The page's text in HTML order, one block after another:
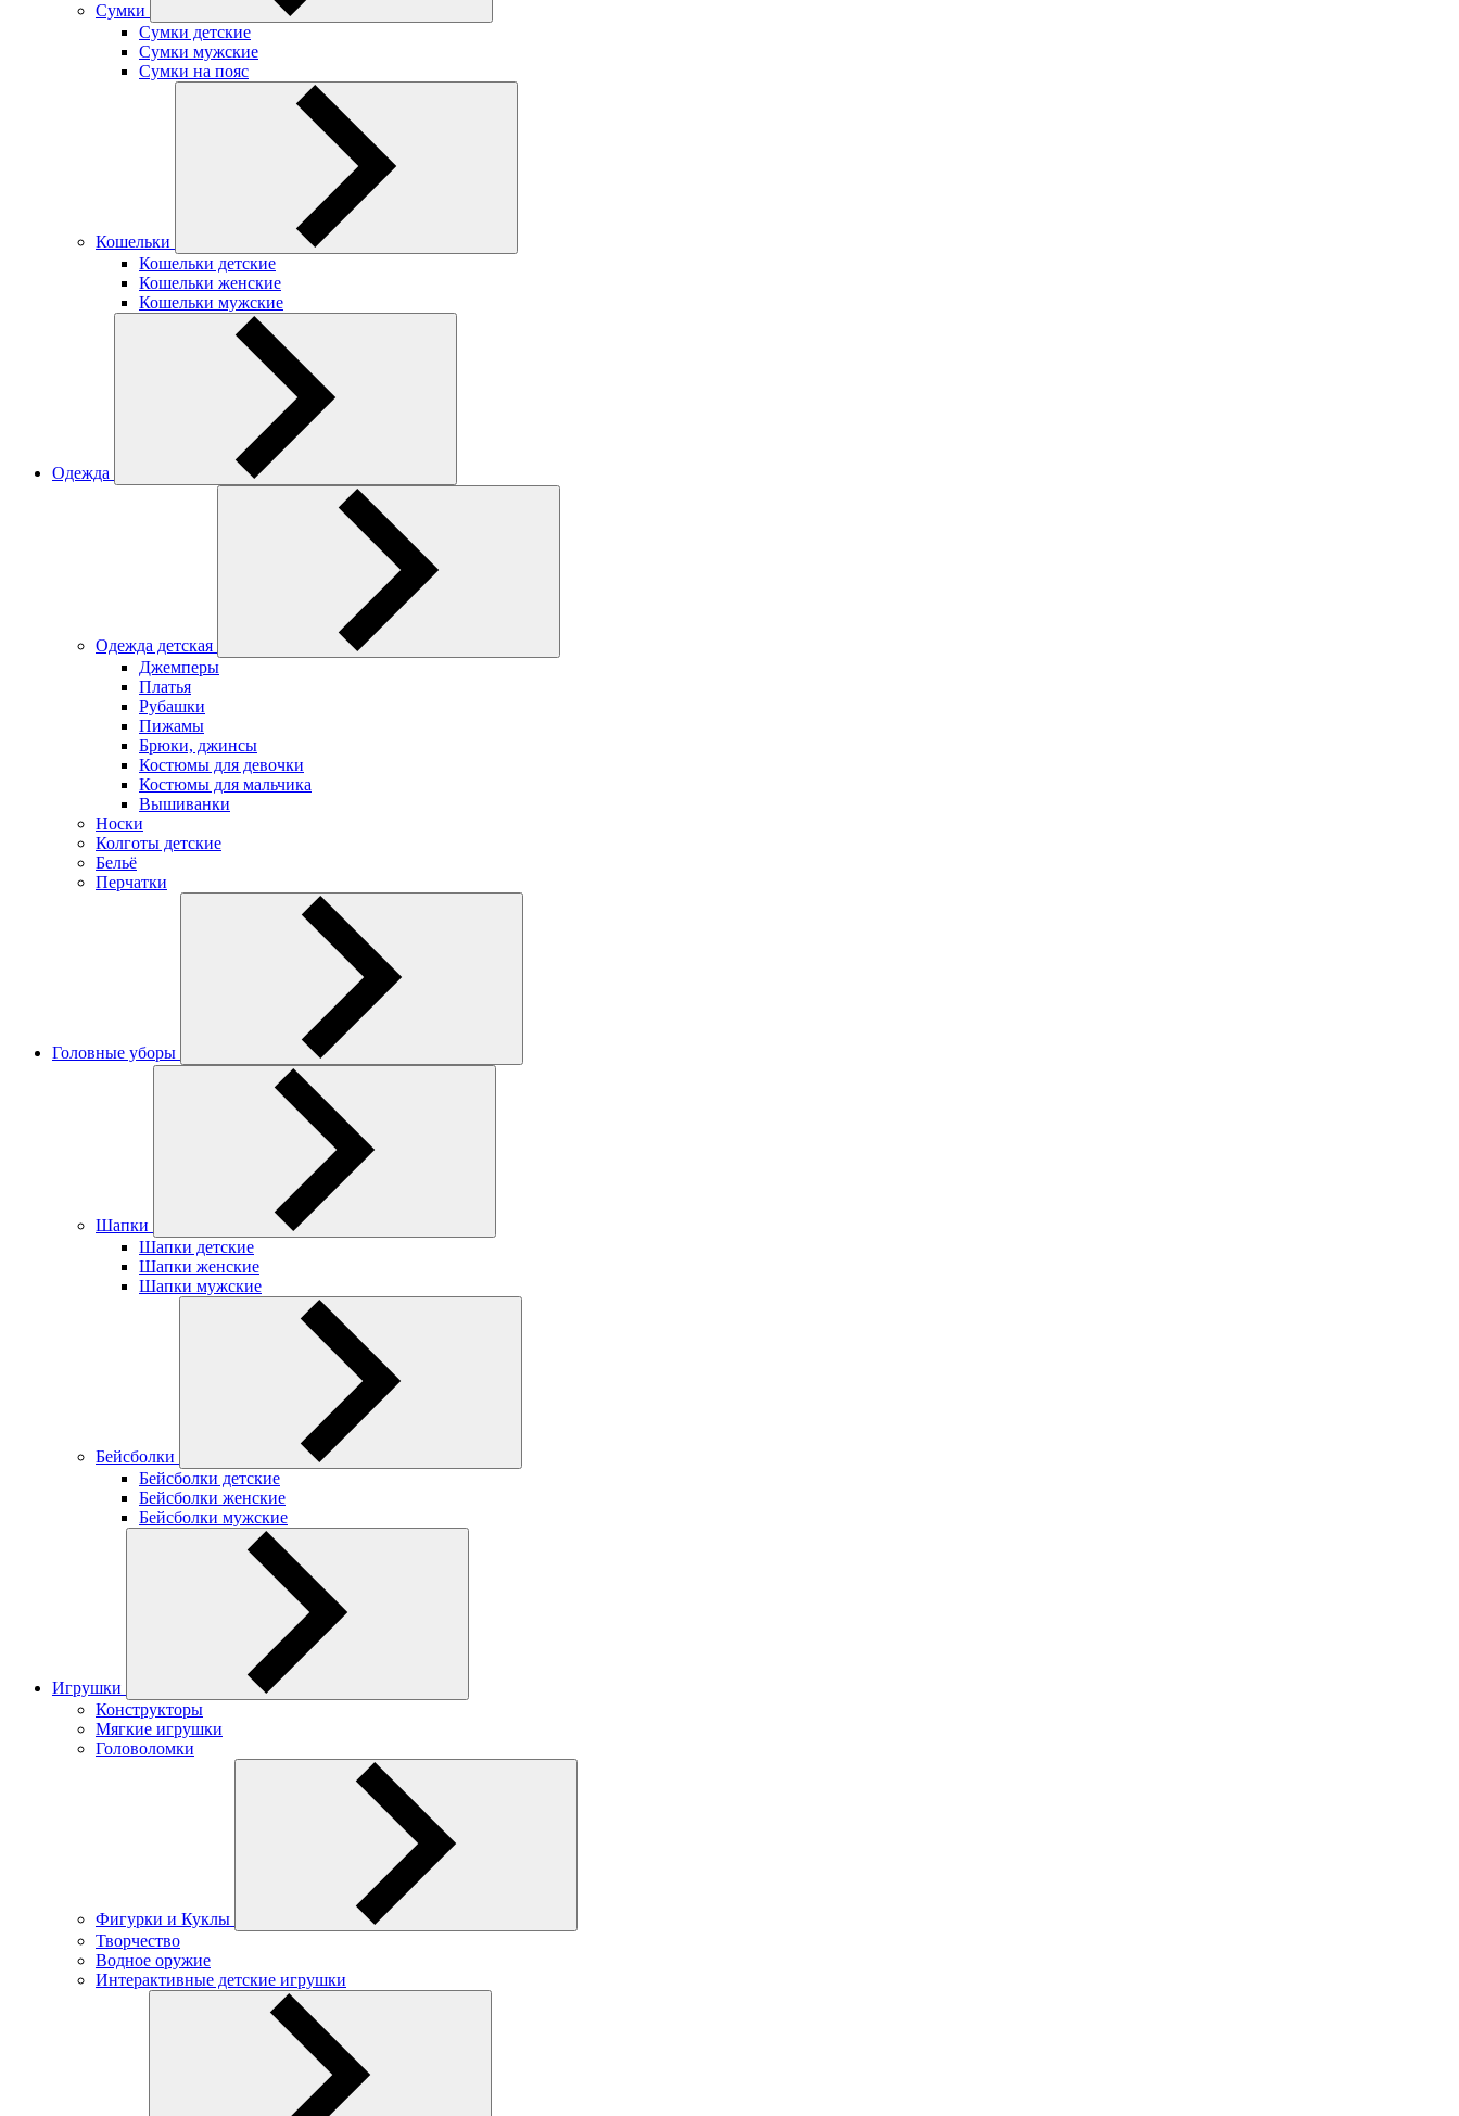
Сумки
Сумки детские
Сумки мужские
Сумки на пояс
Кошельки
Кошельки детские
Кошельки женские
Кошельки мужские
Одежда
Одежда детская
Джемперы
Платья
Рубашки
Пижамы
Брюки, джинсы
Костюмы для девочки
Костюмы для мальчика
Вышиванки
Носки
Колготы детские
Бельё
Перчатки
Головные уборы
Шапки
Шапки детские
Шапки женские
Шапки мужские
Бейсболки
Бейсболки детские
Бейсболки женские
Бейсболки мужские
Игрушки
Конструкторы
Мягкие игрушки
Головоломки
Фигурки и Куклы
Творчество
Водное оружие
Интерактивные детские игрушки